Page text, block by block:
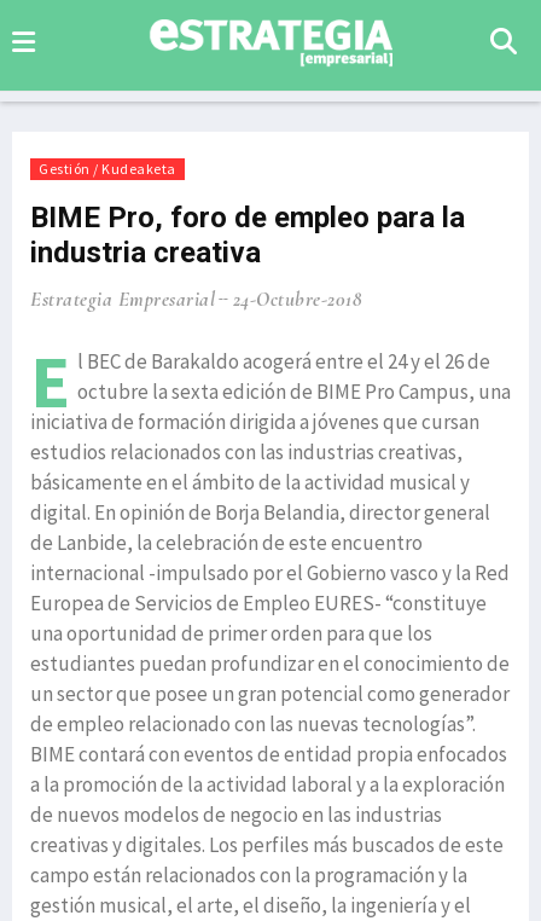
Gestión / Kudeaketa
BIME Pro, foro de empleo para la
industria creativa
Estrategia Empresarial 24-Octubre-2018
E l BEC de Barakaldo acogerá entre el 24 y el 26 de
octubre la sexta edición de BIME Pro Campus, una
iniciativa de formación dirigida a jóvenes que cursan
estudios relacionados con las industrias creativas,
básicamente en el ámbito de la actividad musical y
digital. En opinión de Borja Belandia, director general
de Lanbide, la celebración de este encuentro
internacional -impulsado por el Gobierno vasco y la Red
Europea de Servicios de Empleo EURES- “constituye
una oportunidad de primer orden para que los
estudiantes puedan profundizar en el conocimiento de
un sector que posee un gran potencial como generador
de empleo relacionado con las nuevas tecnologías”.
BIME contará con eventos de entidad propia enfocados
a la promoción de la actividad laboral y a la exploración
de nuevos modelos de negocio en las industrias
creativas y digitales. Los perfiles más buscados de este
campo están relacionados con la programación y la
gestión musical, el arte, el diseño, la ingeniería y el